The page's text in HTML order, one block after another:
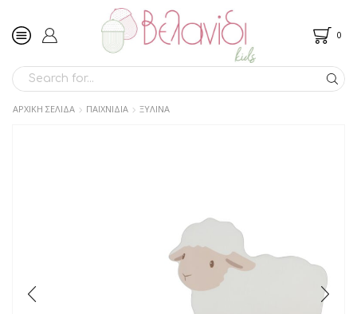
0
ΑΡΧΙΚΉ ΣΕΛΊΔΑ ΠΑΙΧΝΙΔΙΑ ΞΥΛΙΝΑ